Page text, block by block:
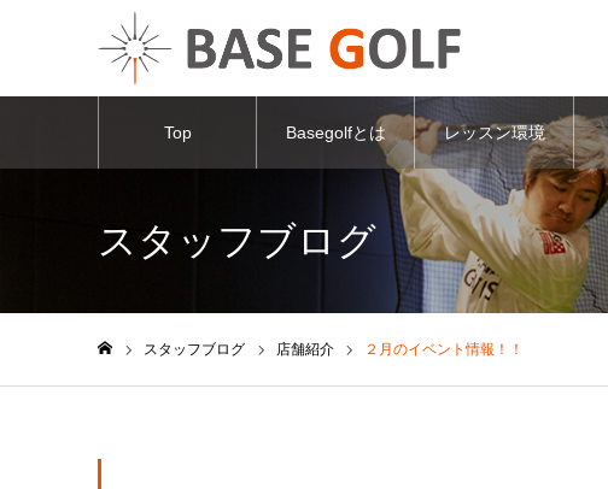
Top Basegolfとは レッスン環境
スタッフブログ
スタッフブログ 店舗紹介 ２月のイベント情報！！